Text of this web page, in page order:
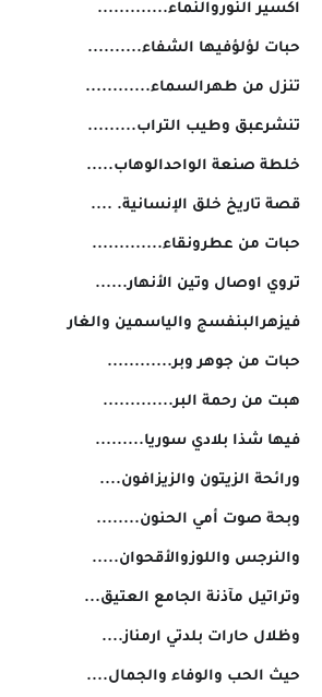
اكسير النوروالنماء.............
حبات لؤلؤفيها الشفاء..........
تنزل من طهرالسماء............
تنشرعبق وطيب التراب.........
خلطة صنعة الواحدالوهاب.....
قصة تاريخ خلق الإنسانية. ....
حبات من عطرونقاء.............
تروي اوصال وتين الأنهار......
فيزهرالبنفسج والياسمين والغار
حبات من جوهر وبر............
هبت من رحمة البر.............
فيها شذا بلادي سوريا.........
ورائحة الزيتون والزيزافون....
وبحة صوت أمي الحنون........
والنرجس واللوزوالأقحوان.....
وتراتيل مآذنة الجامع العتيق...
وظلال حارات بلدتي ارمناز....
حيث الحب والوفاء والجمال....